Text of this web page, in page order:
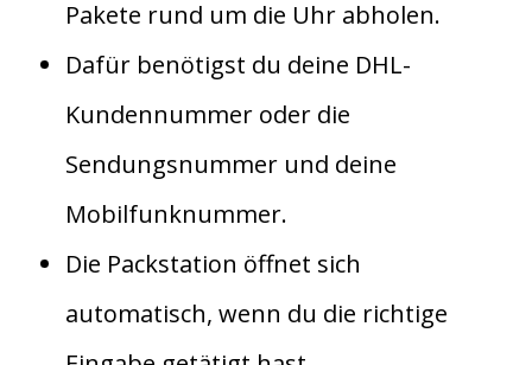
Pakete rund um die Uhr abholen.
Dafür benötigst du deine DHL-
Kundennummer oder die
Sendungsnummer und deine
Mobilfunknummer.
Die Packstation öffnet sich
automatisch, wenn du die richtige